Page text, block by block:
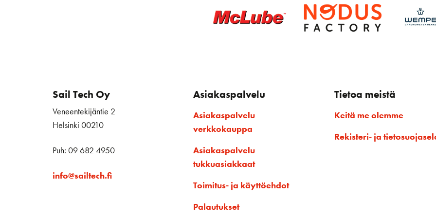
Sail Tech Oy
Veneentekijäntie 2
Helsinki 00210
Puh: 09 682 4950
info@sailtech.fi
Asiakaspalvelu
Asiakaspalvelu
verkkokauppa
Asiakaspalvelu
tukkuasiakkaat
Toimitus- ja käyttöehdot
Palautukset
Tietoa meistä
Keitä me olemme
Rekisteri- ja